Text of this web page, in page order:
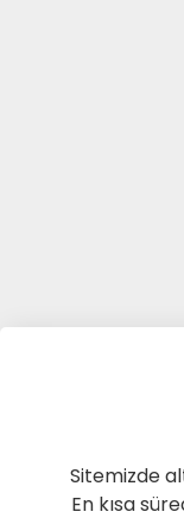
Sitemizde
En kısa